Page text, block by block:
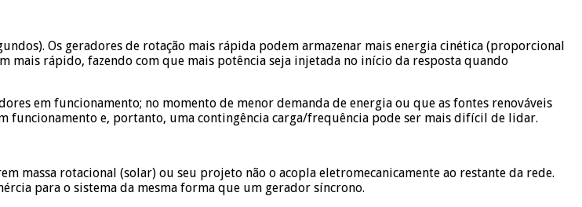
Os geradores de rotação mais rápida podem armazenar mais energia cinética (proporcional
mais rápido, fazendo com que mais potência seja injetada no início da resposta quando
em funcionamento; no momento de menor demanda de energia ou que as fontes renováveis
funcionamento e, portanto, uma contingência carga/frequência pode ser mais difícil de lidar.
massa rotacional (solar) ou seu projeto não o acopla eletromecanicamente ao restante da rede.
para o sistema da mesma forma que um gerador síncrono.